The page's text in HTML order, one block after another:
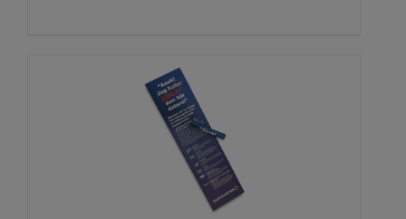
De
olika
alternativen
kan
väljas